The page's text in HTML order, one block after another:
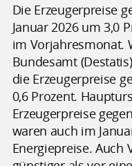
Die Erzeugerpreise
Januar 2026 um 3,0
im Vorjahresmonat.
Bundesamt
die Erzeugerpreise
0,6 Prozent.
Erzeugerpreise
waren auch im
Energiepreise. Auch